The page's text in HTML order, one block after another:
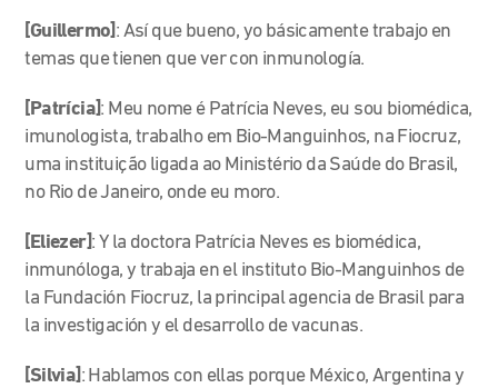
[Guillermo] : Así que bueno, yo básicamente trabajo en
temas que tienen que ver con inmunología.
[Patrícia]: Meu nome é Patrícia Neves, eu sou biomédica,
imunologista, trabalho em Bio-Manguinhos, na Fiocruz,
uma instituição ligada ao Ministério da Saúde do Brasil,
no Rio de Janeiro, onde eu moro.
[Eliezer]: Y la doctora Patrícia Neves es biomédica,
inmunóloga, y trabaja en el instituto Bio-Manguinhos de
la Fundación Fiocruz, la principal agencia de Brasil para
la investigación y el desarrollo de vacunas.
[Silvia] : Hablamos con ellas porque México, Argentina y